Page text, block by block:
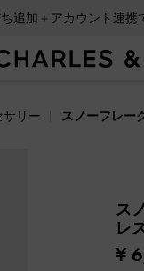
ち追加＋アカウント連携
サリー スノーフレー
ス
レ
¥